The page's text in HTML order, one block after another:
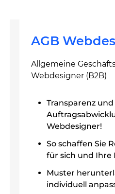
AGB
Allgemeine
Webdesigner (B2B)
Transparenz
Webdesigner!
So schaffen Sie
für sich und Ihre
Muster
individuell